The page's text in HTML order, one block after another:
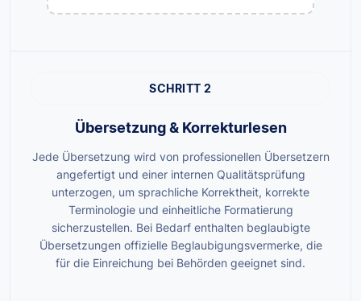
SCHRITT 2
Übersetzung & Korrekturlesen
Jede Übersetzung wird von professionellen Übersetzern
angefertigt und einer internen Qualitätsprüfung
unterzogen, um sprachliche Korrektheit, korrekte
Terminologie und einheitliche Formatierung
sicherzustellen. Bei Bedarf enthalten beglaubigte
Übersetzungen offizielle Beglaubigungsvermerke, die
für die Einreichung bei Behörden geeignet sind.